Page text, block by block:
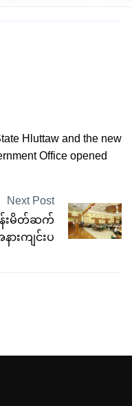
Hluttaw and the new
Office opened
Next Post
းမိတ်ဆက်
ားကျင်းပ